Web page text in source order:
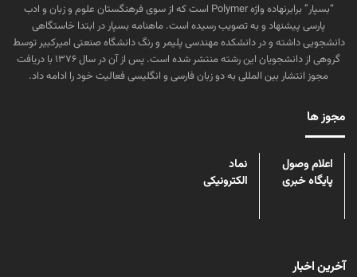
“بسپار” برابرنهاده واژه Polymer است که از سوی فرهنگستان علوم و زبان و ادب
پارسی پیشنهاد و به تصویب رسیده است. ماهنامه بسپار در ابتدا خاستگاهی
دانشجویی داشته و در دانشکده مهندسی پلیمر و رنگ دانشگاه صنعتی امیرکبیر توسط
گروهی از دانشجویان این رشته منتشر شده است. پس از آن در سال ۱۳۷۶ با دریافت
مجوز انتشار بین المللی به دو زبان فارسی و انگلیسی فعالیت خود را ادامه داد.
مجوز ها
اعلام وصول
پایگاه خبری
نماد
الکترونیکی
آخرین اخبار